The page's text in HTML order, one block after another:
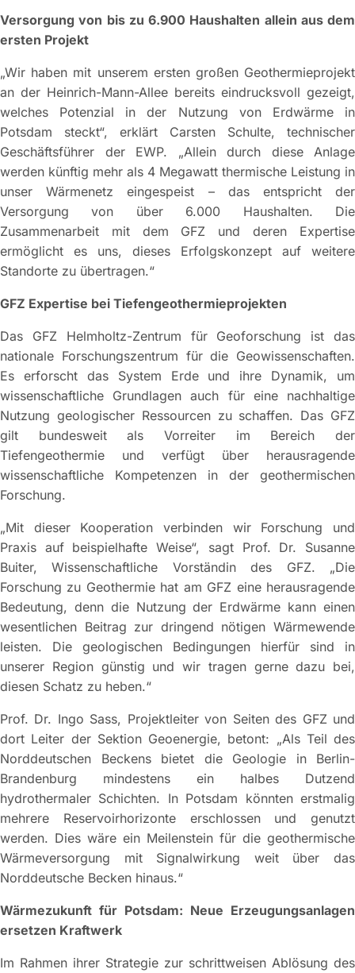
Versorgung von bis zu 6.900 Haushalten allein aus dem
ersten Projekt
„Wir haben mit unserem ersten großen Geothermieprojekt
an der Heinrich-Mann-Allee bereits eindrucksvoll gezeigt,
welches Potenzial in der Nutzung von Erdwärme in
Potsdam steckt“, erklärt Carsten Schulte, technischer
Geschäftsführer der EWP. „Allein durch diese Anlage
werden künftig mehr als 4 Megawatt thermische Leistung in
unser Wärmenetz eingespeist – das entspricht der
Versorgung von über 6.000 Haushalten. Die
Zusammenarbeit mit dem GFZ und deren Expertise
ermöglicht es uns, dieses Erfolgskonzept auf weitere
Standorte zu übertragen.“
GFZ Expertise bei Tiefengeothermieprojekten
Das GFZ Helmholtz-Zentrum für Geoforschung ist das
nationale Forschungszentrum für die Geowissenschaften.
Es erforscht das System Erde und ihre Dynamik, um
wissenschaftliche Grundlagen auch für eine nachhaltige
Nutzung geologischer Ressourcen zu schaffen. Das GFZ
gilt bundesweit als Vorreiter im Bereich der
Tiefengeothermie und verfügt über herausragende
wissenschaftliche Kompetenzen in der geothermischen
Forschung.
„Mit dieser Kooperation verbinden wir Forschung und
Praxis auf beispielhafte Weise“, sagt Prof. Dr. Susanne
Buiter, Wissenschaftliche Vorständin des GFZ. „Die
Forschung zu Geothermie hat am GFZ eine herausragende
Bedeutung, denn die Nutzung der Erdwärme kann einen
wesentlichen Beitrag zur dringend nötigen Wärmewende
leisten. Die geologischen Bedingungen hierfür sind in
unserer Region günstig und wir tragen gerne dazu bei,
diesen Schatz zu heben.“
Prof. Dr. Ingo Sass, Projektleiter von Seiten des GFZ und
dort Leiter der Sektion Geoenergie, betont: „Als Teil des
Norddeutschen Beckens bietet die Geologie in Berlin-
Brandenburg mindestens ein halbes Dutzend
hydrothermaler Schichten. In Potsdam könnten erstmalig
mehrere Reservoirhorizonte erschlossen und genutzt
werden. Dies wäre ein Meilenstein für die geothermische
Wärmeversorgung mit Signalwirkung weit über das
Norddeutsche Becken hinaus.“
Wärmezukunft für Potsdam: Neue Erzeugungsanlagen
ersetzen Kraftwerk
Im Rahmen ihrer Strategie zur schrittweisen Ablösung des